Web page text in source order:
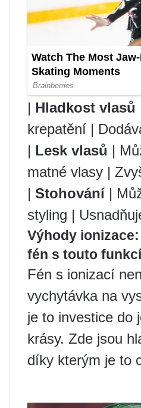
| Hladkost vlasů
krepatění |
| Lesk vlasů |
matné vlasy |
| Stohování|
styling |
Výhody
fén s touto
Fén s ionizací
vychytávka na
je to investice do
krásy. Zde jsou
díky kterým je to